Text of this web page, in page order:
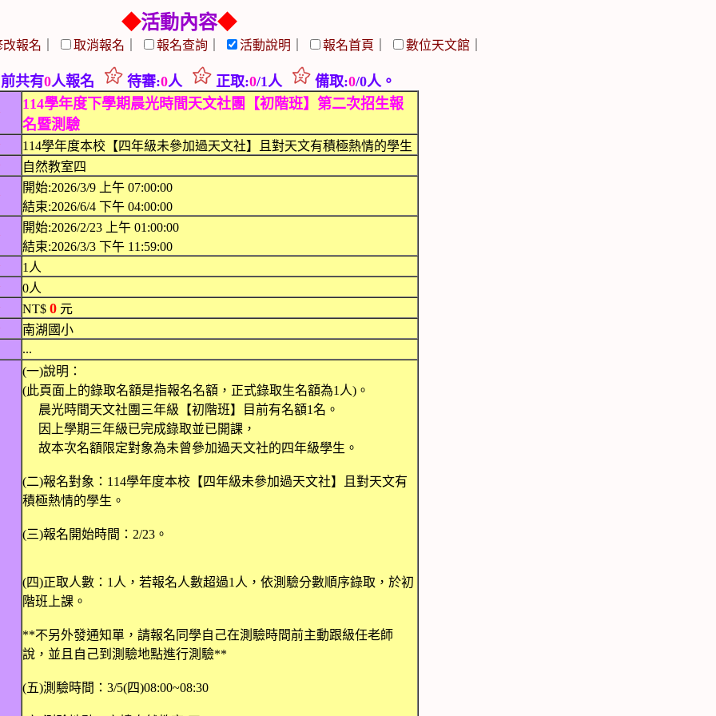
◆活動內容◆
改報名 取消報名 報名查詢 活動說明 報名首頁 數位天文館
共有0人報名 待審:0人 正取:0/1人 備取:0/0人。
114學年度下學期晨光時間天文社團【初階班】第二次招生報
名暨測驗
114學年度本校【四年級未參加過天文社】且對天文有積極熱情的學生
自然教室四
開始:2026/3/9 上午 07:00:00
結束:2026/6/4 下午 04:00:00
開始:2026/2/23 上午 01:00:00
結束:2026/3/3 下午 11:59:00
1人
0人
NT$ 0 元
南湖國小
...
(一)說明：
(此頁面上的錄取名額是指報名名額，正式錄取生名額為1人)。
晨光時間天文社團三年級【初階班】目前有名額1名。
因上學期三年級已完成錄取並已開課，
故本次名額限定對象為未曾參加過天文社的四年級學生。
(二)報名對象：114學年度本校【四年級未參加過天文社】且對天文有
積極熱情的學生。
(三)報名開始時間：2/23。
(四)正取人數：1人，若報名人數超過1人，依測驗分數順序錄取，於初
階班上課。
**不另外發通知單，請報名同學自己在測驗時間前主動跟級任老師
說，並且自己到測驗地點進行測驗**
(五)測驗時間：3/5(四)08:00~08:30